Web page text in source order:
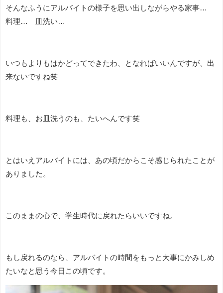
そんなふうにアルバイトの様子を思い出しながらやる家事…
料理… 皿洗い…
いつもよりもはかどってできたわ、となればいいんですが、出
来ないですね笑
料理も、お皿洗うのも、たいへんです笑
とはいえアルバイトには、あの頃だからこそ感じられたことが
ありました。
このままの心で、学生時代に戻れたらいいですね。
もし戻れるのなら、アルバイトの時間をもっと大事にかみしめ
たいなと思う今日この頃です。